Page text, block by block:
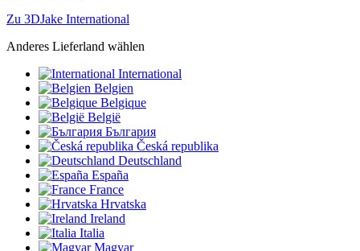
Zu 3DJake International
Anderes Lieferland wählen
International
Belgien
Belgique
België
България
Česká republika
Deutschland
España
France
Hrvatska
Ireland
Italia
Magyar